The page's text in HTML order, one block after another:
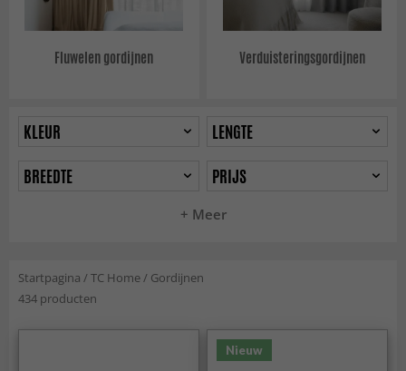
Fluwelen gordijnen Verduisteringsgordijnen
+ Meer
KLEUR
LENGTE
BREEDTE
PRIJS
Startpagina /TC Home / Gordijnen
434 producten
Nieuw